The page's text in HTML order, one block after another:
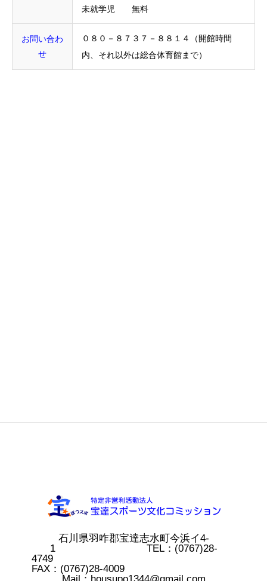
未就学児 無料
お問い合わ
せ
０８０－８７３７－８８１４（開館時間
内、それ以外は総合体育館まで）
石川県羽咋郡宝達志水町今浜イ4-
1 TEL：(0767)28-
4749
FAX：(0767)28-4009
Mail：housupo1344@gmail.com